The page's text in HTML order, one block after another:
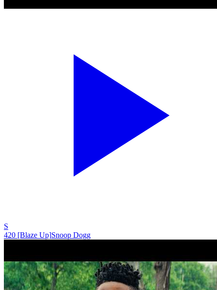
S
420 [Blaze Up]Snoop Dogg